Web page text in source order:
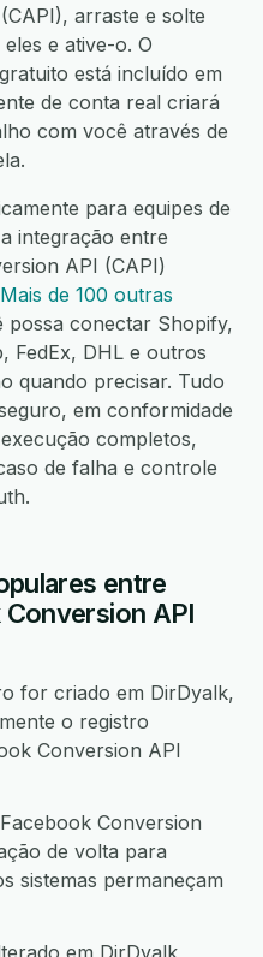
arraste e solte
e ative-o. O
está incluído em
de conta real criará
com você através de
para equipes de
integração entre
API (CAPI)
Mais de 100 outras
possa conectar Shopify,
FedEx, DHL e outros
quando precisar. Tudo
em conformidade
completos,
de falha e controle
entre
API
for criado em DirDyalk,
o registro
Conversion API
Conversion
de volta para
sistemas permaneçam
em DirDyalk,